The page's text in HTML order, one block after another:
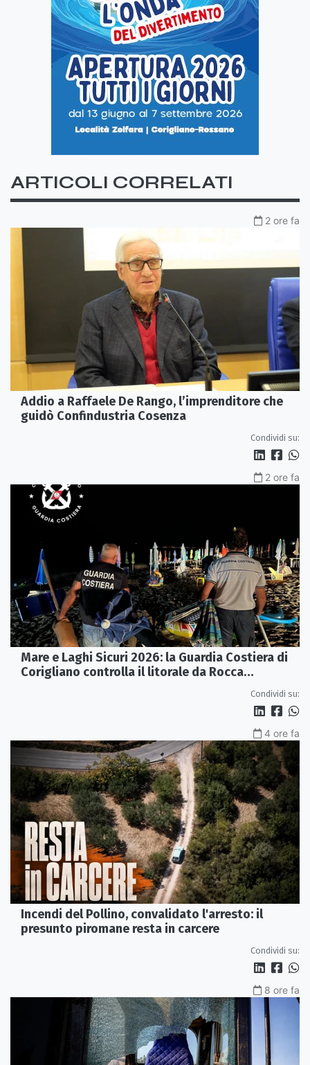
ARTICOLI CORRELATI
2 ore fa
Addio a Raffaele De Rango, l’imprenditore che
guidò Confindustria Cosenza
Condividi su:
2 ore fa
Mare e Laghi Sicuri 2026: la Guardia Costiera di
Corigliano controlla il litorale da Rocca
Condividi su:
4 ore fa
Incendi del Pollino, convalidato l'arresto: il
presunto piromane resta in carcere
Condividi su:
8 ore fa